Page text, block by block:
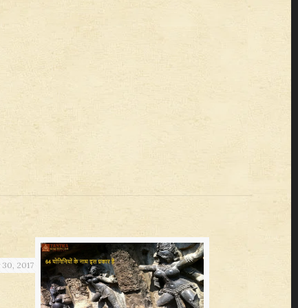
30, 2017